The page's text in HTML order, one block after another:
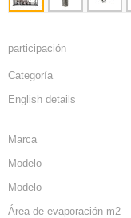
participación
Categoría
English details
Marca
Modelo
Modelo
Área de evaporación m2